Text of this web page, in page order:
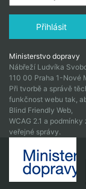
Ministerstvo dopravy
Nábřeží Ludvíka
110 00 Praha 1-Nové
Při tvorbě a správě
funkčnost webu tak,
Blind Friendly Web,
WCAG 2.1 a
veřejné správy.